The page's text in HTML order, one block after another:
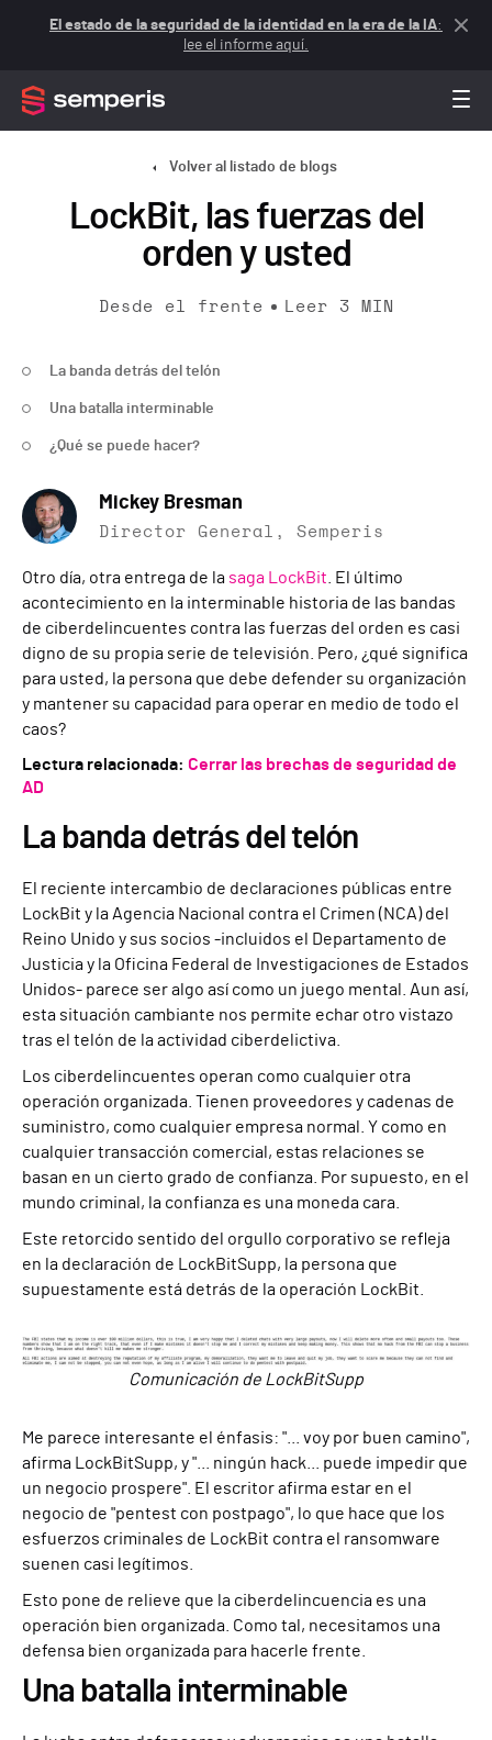
El estado de la seguridad de la identidad en la era de la IA:
lee el informe aquí.
Volver al listado de blogs
LockBit, las fuerzas del
orden y usted
Desde el frente Leer 3 MIN
La banda detrás del telón
Una batalla interminable
¿Qué se puede hacer?
Mickey Bresman
Director General, Semperis
Otro día, otra entrega de la saga LockBit . El último
acontecimiento en la interminable historia de las bandas
de ciberdelincuentes contra las fuerzas del orden es casi
digno de su propia serie de televisión. Pero, ¿qué significa
para usted, la persona que debe defender su organización
y mantener su capacidad para operar en medio de todo el
caos?
Lectura relacionada: Cerrar las brechas de seguridad de
AD
La banda detrás del telón
El reciente intercambio de declaraciones públicas entre
LockBit y la Agencia Nacional contra el Crimen (NCA) del
Reino Unido y sus socios -incluidos el Departamento de
Justicia y la Oficina Federal de Investigaciones de Estados
Unidos- parece ser algo así como un juego mental. Aun así,
esta situación cambiante nos permite echar otro vistazo
tras el telón de la actividad ciberdelictiva.
Los ciberdelincuentes operan como cualquier otra
operación organizada. Tienen proveedores y cadenas de
suministro, como cualquier empresa normal. Y como en
cualquier transacción comercial, estas relaciones se
basan en un cierto grado de confianza. Por supuesto, en el
mundo criminal, la confianza es una moneda cara.
Este retorcido sentido del orgullo corporativo se refleja
en la declaración de LockBitSupp, la persona que
supuestamente está detrás de la operación LockBit.
Comunicación de LockBitSupp
Me parece interesante el énfasis: "... voy por buen camino",
afirma LockBitSupp, y "... ningún hack... puede impedir que
un negocio prospere". El escritor afirma estar en el
negocio de "pentest con postpago", lo que hace que los
esfuerzos criminales de LockBit contra el ransomware
suenen casi legítimos.
Esto pone de relieve que la ciberdelincuencia es una
operación bien organizada. Como tal, necesitamos una
defensa bien organizada para hacerle frente.
Una batalla interminable